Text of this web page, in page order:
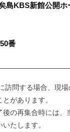
島KBS新館公開ホ
番
訪問する場合、現
があります。
後の再集合時には
たします。